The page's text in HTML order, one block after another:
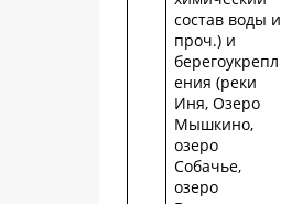
состав воды и
проч.) и
берегоукрепл
ения (реки
Иня, Озеро
Мышкино,
озеро
Собачье,
озеро